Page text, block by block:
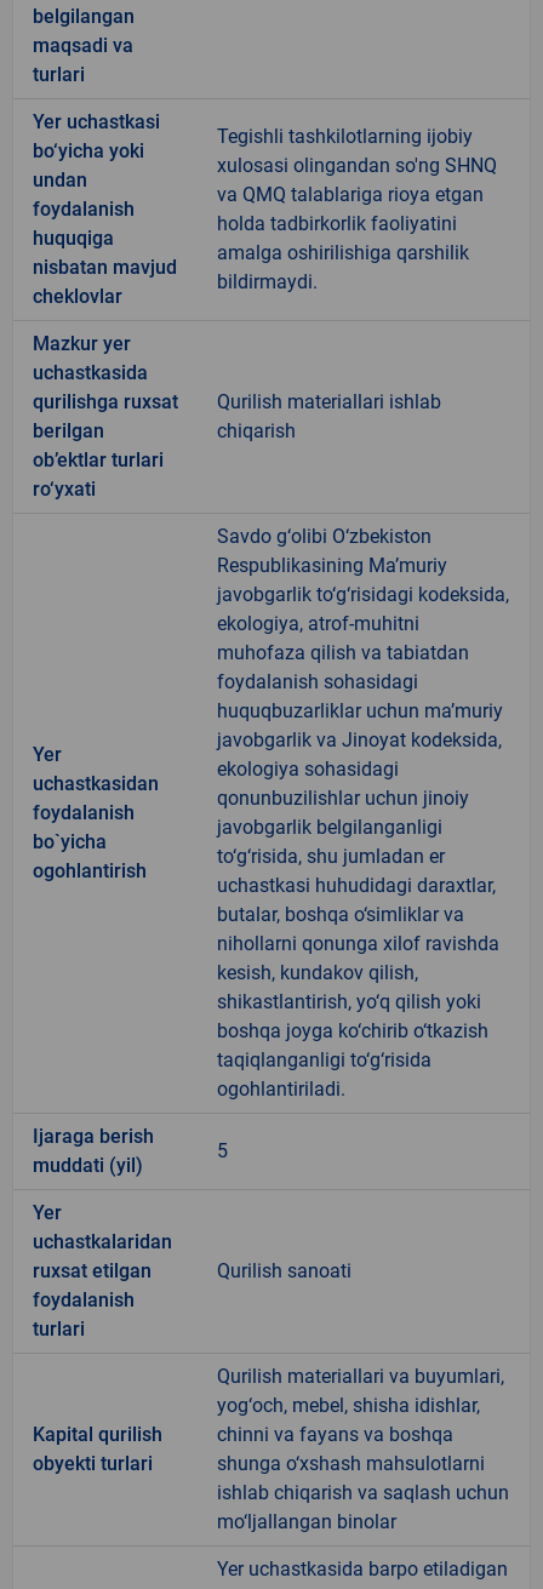
belgilangan
maqsadi va
turlari
Yer uchastkasi
bo‘yicha yoki
undan
foydalanish
huquqiga
nisbatan mavjud
cheklovlar
Tegishli tashkilotlarning ijobiy
xulosasi olingandan so'ng SHNQ
va QMQ talablariga rioya etgan
holda tadbirkorlik faoliyatini
amalga oshirilishiga qarshilik
bildirmaydi.
Mazkur yer
uchastkasida
qurilishga ruxsat
berilgan
ob’ektlar turlari
ro‘yxati
Qurilish materiallari ishlab
chiqarish
Yer
uchastkasidan
foydalanish
bo`yicha
ogohlantirish
Savdo g‘olibi O‘zbekiston
Respublikasining Ma’muriy
javobgarlik to‘g‘risidagi kodeksida,
ekologiya, atrof-muhitni
muhofaza qilish va tabiatdan
foydalanish sohasidagi
huquqbuzarliklar uchun ma’muriy
javobgarlik va Jinoyat kodeksida,
ekologiya sohasidagi
qonunbuzilishlar uchun jinoiy
javobgarlik belgilanganligi
to‘g‘risida, shu jumladan er
uchastkasi huhudidagi daraxtlar,
butalar, boshqa o‘simliklar va
nihollarni qonunga xilof ravishda
kesish, kundakov qilish,
shikastlantirish, yo‘q qilish yoki
boshqa joyga ko‘chirib o‘tkazish
taqiqlanganligi to‘g‘risida
ogohlantiriladi.
Ijaraga berish
muddati (yil)
5
Yer
uchastkalaridan
ruxsat etilgan
foydalanish
turlari
Qurilish sanoati
Kapital qurilish
obyekti turlari
Qurilish materiallari va buyumlari,
yog‘och, mebel, shisha idishlar,
chinni va fayans va boshqa
shunga o‘xshash mahsulotlarni
ishlab chiqarish va saqlash uchun
mo‘ljallangan binolar
Yer uchastkasida barpo etiladigan